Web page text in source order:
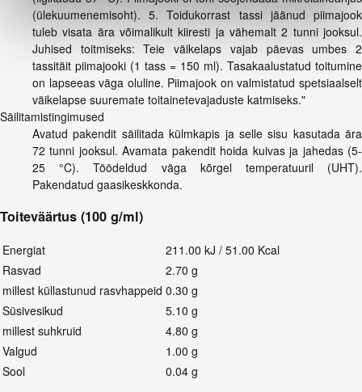
(ülekuumenemisoht). 5. Toidukorrast tassi jäänud piimajook
tuleb visata ära võimalikult kiiresti ja vähemalt 2 tunni jooksul.
Juhised toitmiseks: Teie väikelaps vajab päevas umbes 2
tassitäit piimajooki (1 tass = 150 ml). Tasakaalustatud toitumine
on lapseeas väga oluline. Piimajook on valmistatud spetsiaalselt
väikelapse suuremate toitainetevajaduste katmiseks."
Säilitamistingimused
Avatud pakendit säilitada külmkapis ja selle sisu kasutada ära
72 tunni jooksul. Avamata pakendit hoida kuivas ja jahedas (5-
25 °C). Töödeldud väga kõrgel temperatuuril (UHT).
Pakendatud gaasikeskkonda.
Toiteväärtus (100 g/ml)
Energiat
211.00 kJ / 51.00 Kcal
Rasvad
2.70 g
millest küllastunud rasvhappeid 0.30 g
Süsivesikud
5.10 g
millest suhkruid
4.80 g
Valgud
1.00 g
Sool
0.04 g